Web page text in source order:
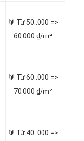
🔰 Từ 50..000 =>
60.000 ₫/m²
🔰 Từ60..000 =>
70.000 ₫/m²
🔰 Từ 40..000 =>